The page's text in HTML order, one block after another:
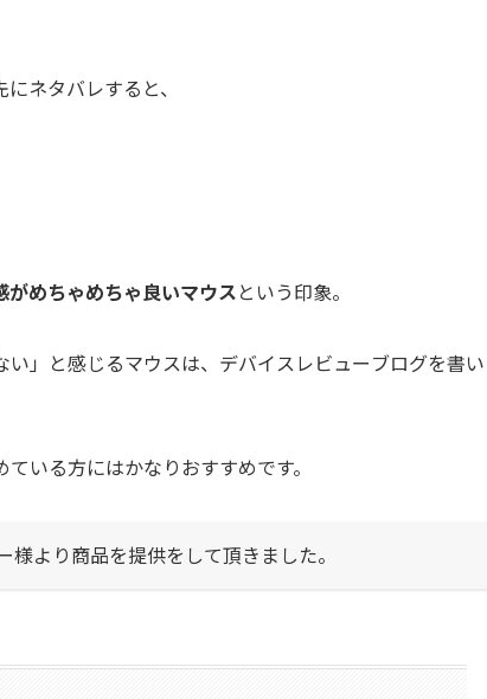
ネタバレすると、
がめちゃめちゃ良いマウスという印象。
」と感じるマウスは、デバイスレビューブログを書い
ている方にはかなりおすすめです。
より商品を提供をして頂きました。